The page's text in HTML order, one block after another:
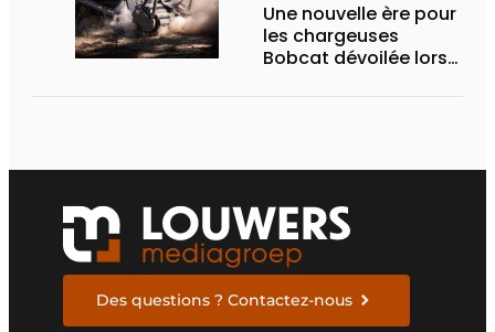
Une nouvelle ère pour
les chargeuses
Bobcat dévoilée lors
Des questions ? Contactez-nous